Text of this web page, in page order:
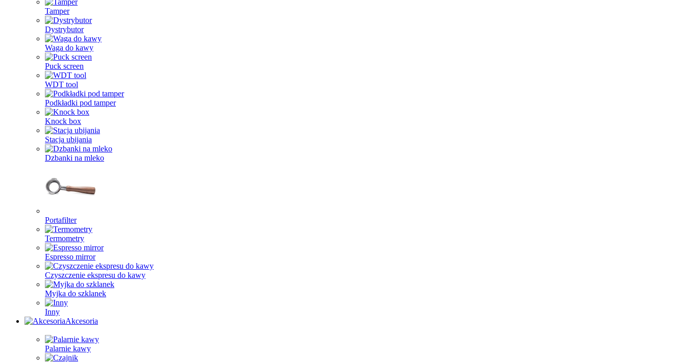
Tamper
Dystrybutor
Waga do kawy
Puck screen
WDT tool
Podkładki pod tamper
Knock box
Stacja ubijania
Dzbanki na mleko
Portafilter
Termometry
Espresso mirror
Czyszczenie ekspresu do kawy
Myjka do szklanek
Inny
Akcesoria
Palarnie kawy